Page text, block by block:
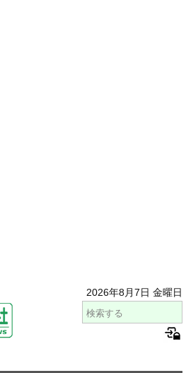
2026年8月7日 金曜日